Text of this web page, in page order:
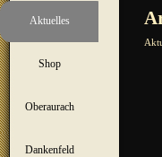
Menü überspringen
Aktuelles ▼
Shop
Oberaurach
Dankenfeld